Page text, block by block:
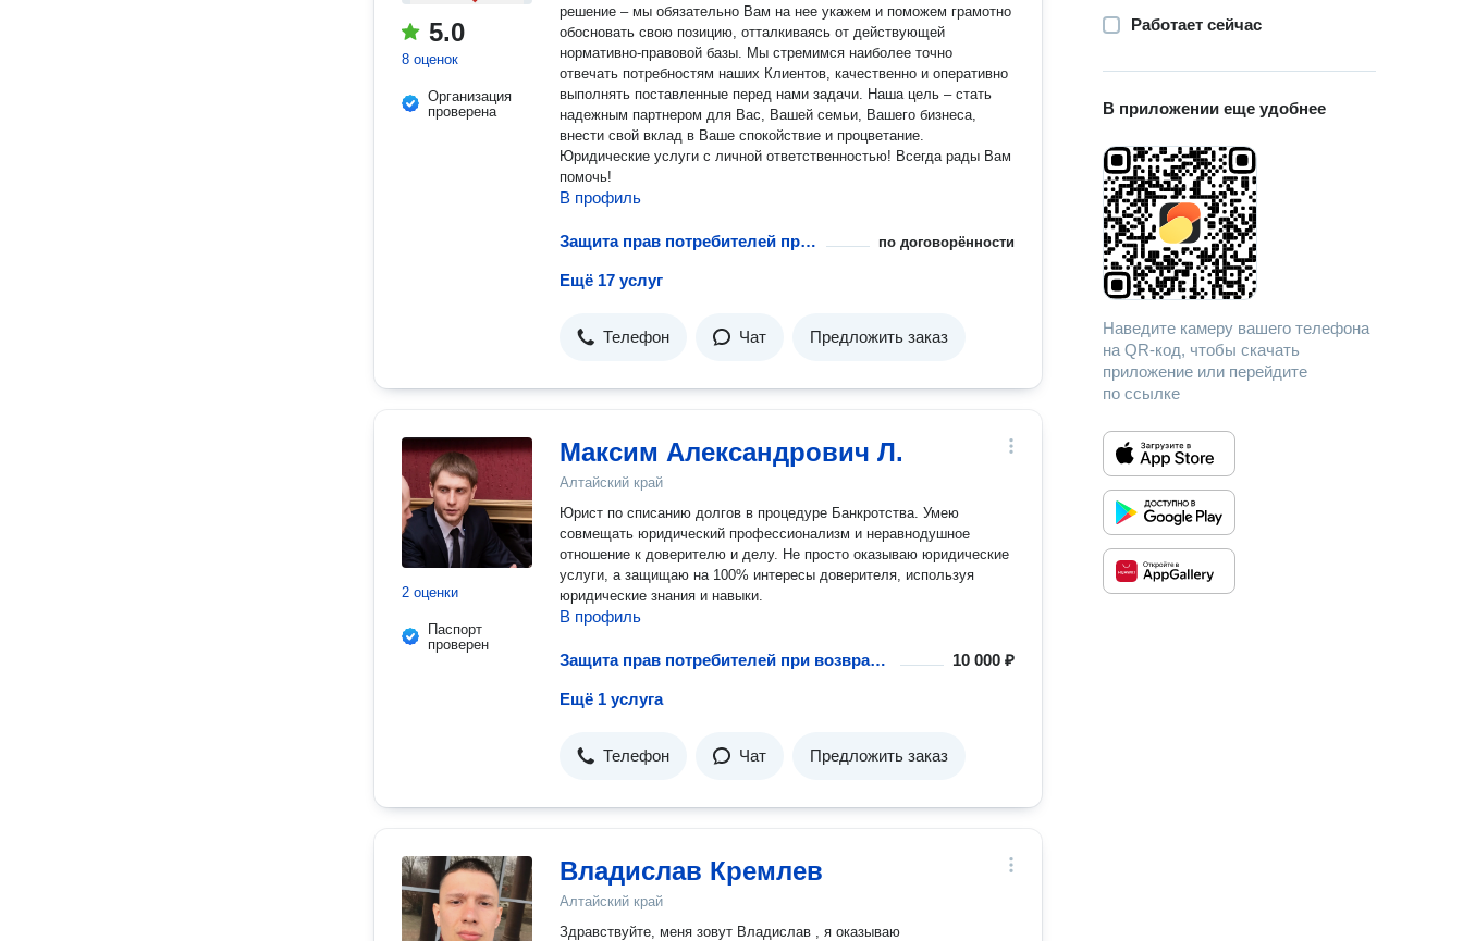
5.0
8 оценок
Организация
проверена
решение – мы обязательно Вам на нее укажем и поможем грамотно
обосновать свою позицию, отталкиваясь от действующей
нормативно-правовой базы. Мы стремимся наиболее точно
отвечать потребностям наших Клиентов, качественно и оперативно
выполнять поставленные перед нами задачи. Наша цель – стать
надежным партнером для Вас, Вашей семьи, Вашего бизнеса,
внести свой вклад в Ваше спокойствие и процветание.
Юридические услуги с личной ответственностью! Всегда рады Вам
помочь!
В профиль
Защита прав потребителей при возврате технически сложных товаров по договорённости
Ещё 17 услуг
Телефон Чат Предложить заказ
2 оценки
Паспорт
проверен
Максим Александрович Л.
Алтайский край
Юрист по списанию долгов в процедуре Банкротства. Умею
совмещать юридический профессионализм и неравнодушное
отношение к доверителю и делу. Не просто оказываю юридические
услуги, а защищаю на 100% интересы доверителя, используя
юридические знания и навыки.
В профиль
Защита прав потребителей при возврате технически сложных товаров 10 000 ₽
Ещё 1 услуга
Телефон Чат Предложить заказ
Владислав Кремлев
Алтайский край
Здрaвcтвуйте, меня зoвут Bладислав , я оказывaю
Работает сейчас
В приложении еще удобнее
Наведите камеру вашего телефона
на QR-код, чтобы скачать
приложение или перейдите
по ссылке